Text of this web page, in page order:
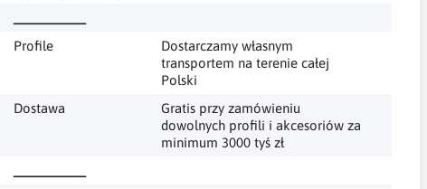
Profile
Dostarczamy własnym
transportem na terenie całej
Polski
Dostawa
Gratis przy zamówieniu
dowolnych profili i akcesoriów za
minimum 3000 tyś zł